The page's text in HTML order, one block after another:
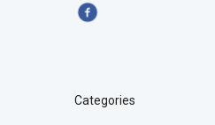
Categories